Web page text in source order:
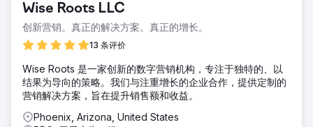
Wise Roots LLC
创新营销。真正的解决方案。真正的增长。
13 条评价
Wise Roots 是一家创新的数字营销机构，专注于独特的、以
结果为导向的策略。我们与注重增长的企业合作，提供定制的
营销解决方案，旨在提升销售额和收益。
Phoenix, Arizona, United States